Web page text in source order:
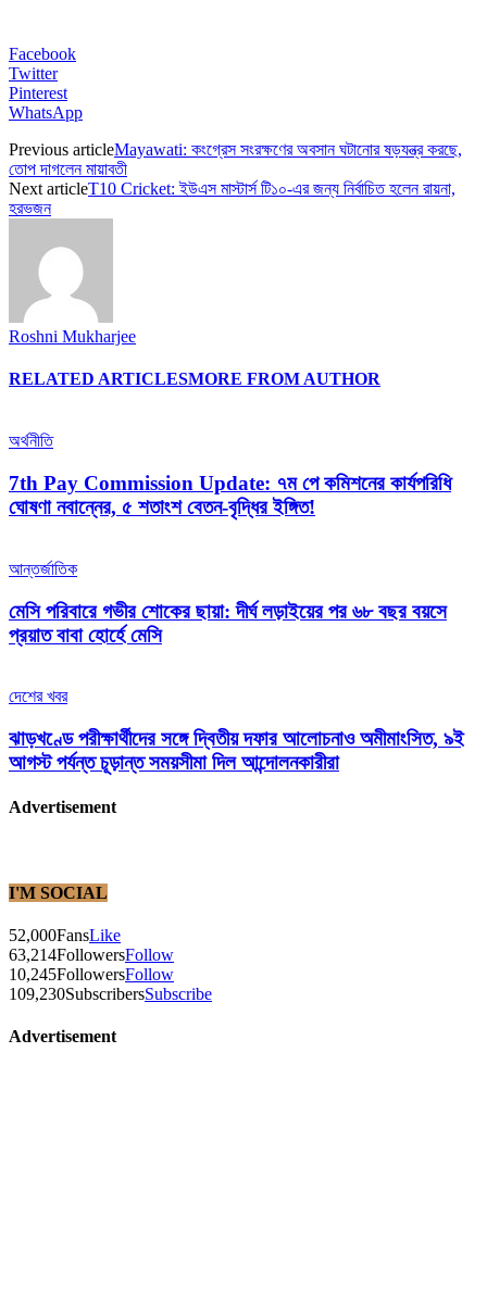
Facebook
Twitter
Pinterest
WhatsApp
Previous articleMayawati: কংগ্রেস সংরক্ষণের অবসান ঘটানোর ষড়যন্ত্র করছে,
তোপ দাগলেন মায়াবতী
Next articleT10 Cricket: ইউএস মাস্টার্স টি১০-এর জন্য নির্বাচিত হলেন রায়না,
হরভজন
Roshni Mukharjee
RELATED ARTICLESMORE FROM AUTHOR
অর্থনীতি
7th Pay Commission Update: ৭ম পে কমিশনের কার্যপরিধি
ঘোষণা নবান্নের, ৫ শতাংশ বেতন-বৃদ্ধির ইঙ্গিত!
আন্তর্জাতিক
মেসি পরিবারে গভীর শোকের ছায়া: দীর্ঘ লড়াইয়ের পর ৬৮ বছর বয়সে
প্রয়াত বাবা হোর্হে মেসি
দেশের খবর
ঝাড়খণ্ডে পরীক্ষার্থীদের সঙ্গে দ্বিতীয় দফার আলোচনাও অমীমাংসিত, ৯ই
আগস্ট পর্যন্ত চূড়ান্ত সময়সীমা দিল আন্দোলনকারীরা
Advertisement
I'M SOCIAL
52,000FansLike
63,214FollowersFollow
10,245FollowersFollow
109,230SubscribersSubscribe
Advertisement